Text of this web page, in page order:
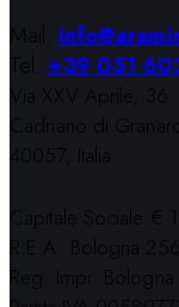
Mail:
Tel:+39 051
Via XXV Aprile, 36
Cadriano di
40057, Italia
Capitale Sociale €
R.E.A. Bologna
Reg. Impr.